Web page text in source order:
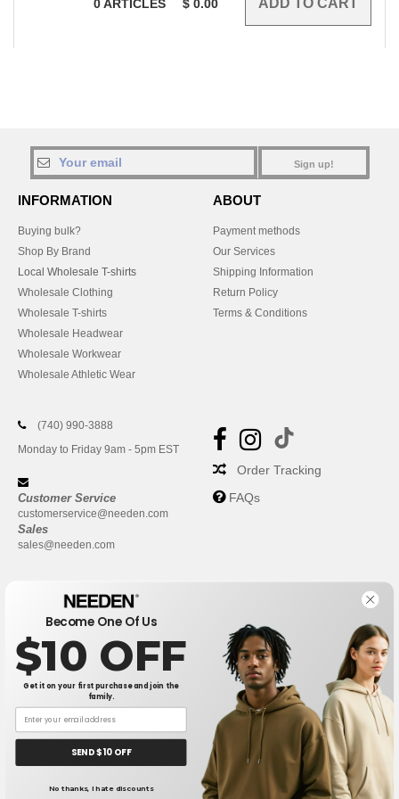
0ARTICLES $ 0.00
Sign up!
INFORMATION
Buying bulk?
Shop By Brand
Local Wholesale T-shirts
Wholesale Clothing
Wholesale T-shirts
Wholesale Headwear
Wholesale Workwear
Wholesale Athletic Wear
ABOUT
Payment methods
Our Services
Shipping Information
Return Policy
Terms & Conditions
(740) 990-3888
Monday to Friday 9am - 5pm EST
Customer Service
customerservice@needen.com
Sales
sales@needen.com
Order Tracking
FAQs
New York|Phoenix Los Angeles |Chicago Philadelphia|
|San Antonio San Diego| | San Jose |Austin
Fort Worth|Jacksonville|Columbus Charlotte
Hello
Become One Of Us
$10 OFF
Get it on your first purchase and join the
family.
SEND $10 OFF
No thanks, I hate discounts